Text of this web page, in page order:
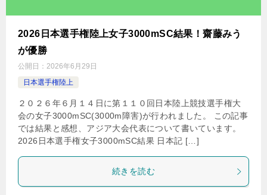
2026日本選手権陸上女子3000mSC結果！齋藤みう
が優勝
公開日： 2026年6月29日
日本選手権陸上
２０２６年６月１４日に第１１０回日本陸上競技選手権大
会の女子3000mSC(3000m障害)が行われました。 この記事
では結果と感想、アジア大会代表について書いています。
2026日本選手権女子3000mSC結果 日本記 […]
続きを読む